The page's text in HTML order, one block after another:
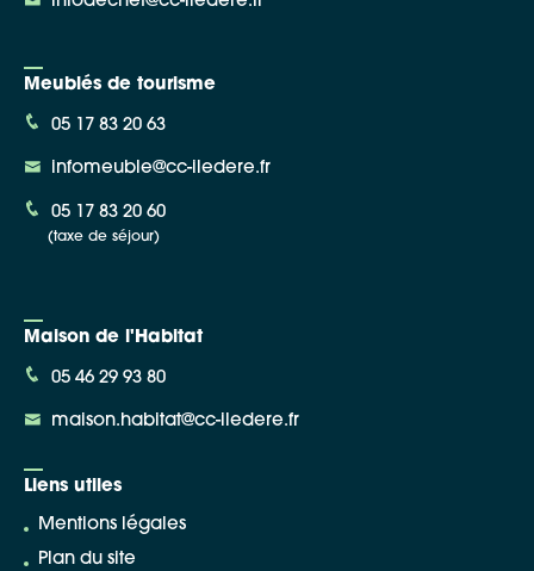
Meublés de tourisme
05 17 83 20 63
infomeuble@cc-iledere.fr
05 17 83 20 60
(taxe de séjour)
Maison de l'Habitat
05 46 29 93 80
maison.habitat@cc-iledere.fr
Liens utiles
Mentions légales
Plan du site